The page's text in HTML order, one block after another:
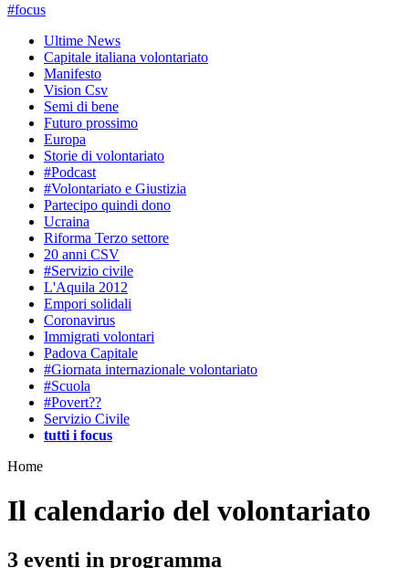
#focus
Ultime News
Capitale italiana volontariato
Manifesto
Vision Csv
Semi di bene
Futuro prossimo
Europa
Storie di volontariato
#Podcast
#Volontariato e Giustizia
Partecipo quindi dono
Ucraina
Riforma Terzo settore
20 anni CSV
#Servizio civile
L'Aquila 2012
Empori solidali
Coronavirus
Immigrati volontari
Padova Capitale
#Giornata internazionale volontariato
#Scuola
#Povert??
Servizio Civile
tutti i focus
Home
Il calendario del volontariato
3 eventi in programma